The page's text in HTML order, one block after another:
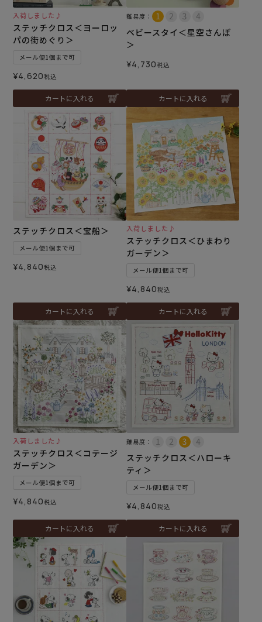
入荷しました♪
ステッチクロス＜ヨーロッ
パの街めぐり＞
メール便1個まで可
¥4,620税込
カートに入れる
難易度：
ベビースタイ＜星空さんぽ
＞
¥4,730税込
カートに入れる
ステッチクロス＜宝船＞
メール便1個まで可
¥4,840税込
カートに入れる
入荷しました♪
ステッチクロス＜ひまわり
ガーデン＞
メール便1個まで可
¥4,840税込
カートに入れる
入荷しました♪
ステッチクロス＜コテージ
ガーデン＞
メール便1個まで可
¥4,840税込
カートに入れる
難易度：
ステッチクロス＜ハローキ
ティ＞
メール便1個まで可
¥4,840税込
カートに入れる